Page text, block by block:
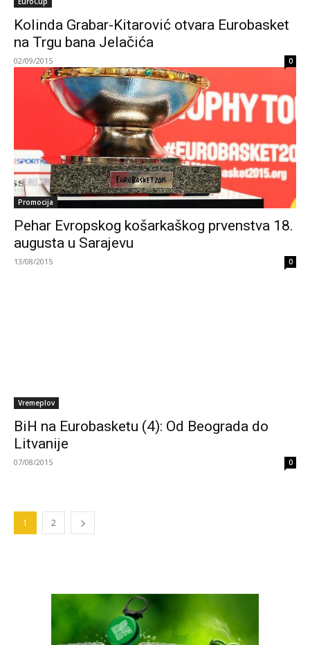
Kolinda Grabar-Kitarović otvara Eurobasket
na Trgu bana Jelačića
02/09/2015 0
Promocija
Pehar Evropskog košarkaškog prvenstva 18.
augusta u Sarajevu
13/08/2015 0
Vremeplov
BiH na Eurobasketu (4): Od Beograda do
Litvanije
07/08/2015 0
1 2